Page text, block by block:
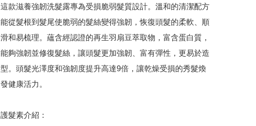
這款滋養強韌洗髮露專為受損脆弱髮質設計。溫和的清潔配方
能從髮根到髮尾使脆弱的髮絲變得強韌，恢復頭髮的柔軟、順
滑和易梳理。蘊含經認證的再生羽扇豆萃取物，富含蛋白質，
能夠強韌並修復髮絲，讓頭髮更加強韌、富有彈性，更易於造
型。頭髮光澤度和強韌度提升高達9倍，讓乾燥受損的秀髮煥
發健康活力。
護髮素介紹：